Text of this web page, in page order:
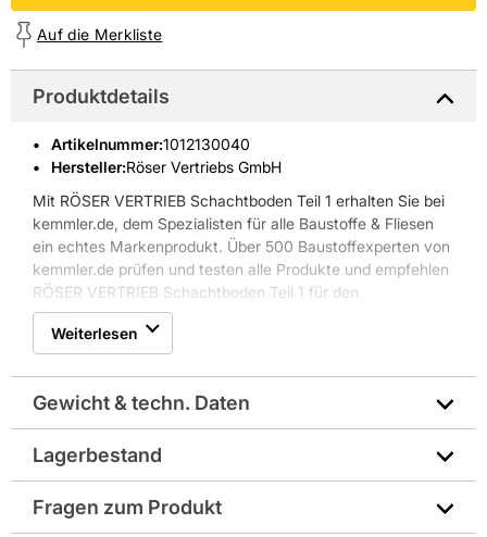
Auf die Merkliste
Produktdetails
Artikelnummer:1012130040
Hersteller:Röser Vertriebs GmbH
Mit RÖSER VERTRIEB Schachtboden Teil 1 erhalten Sie bei
kemmler.de, dem Spezialisten für alle Baustoffe & Fliesen
ein echtes Markenprodukt. Über 500 Baustoffexperten von
kemmler.de prüfen und testen alle Produkte und empfehlen
RÖSER VERTRIEB Schachtboden Teil 1 für den
professionellen Einsatz.
Weiterlesen
Gewicht & techn. Daten
Gewicht pro Verkaufseinheit: 1100,0 kg
Höhe in mm: 500
Lagerbestand
Fragen zum Produkt